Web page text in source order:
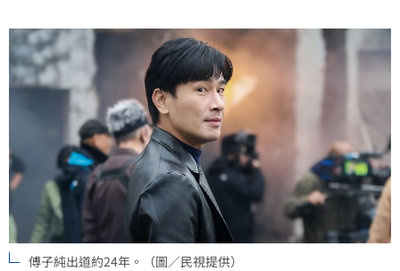
傅子純出道約24年。（圖／民視提供）